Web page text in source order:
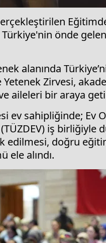
Türkiye'nin önde
alanında
Zirvesi,
aileleri bir araya
ev sahipliğinde; Ev
iş birliğiyle
edilmesi, doğru
ele alındı.